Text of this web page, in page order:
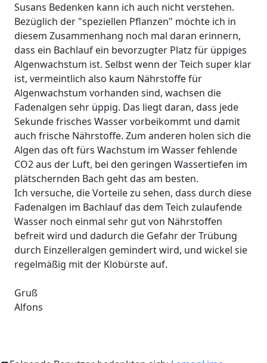
Susans Bedenken kann ich auch nicht verstehen.
Bezüglich der "speziellen Pflanzen" möchte ich in
diesem Zusammenhang noch mal daran erinnern,
dass ein Bachlauf ein bevorzugter Platz für üppiges
Algenwachstum ist. Selbst wenn der Teich super klar
ist, vermeintlich also kaum Nährstoffe für
Algenwachstum vorhanden sind, wachsen die
Fadenalgen sehr üppig. Das liegt daran, dass jede
Sekunde frisches Wasser vorbeikommt und damit
auch frische Nährstoffe. Zum anderen holen sich die
Algen das oft fürs Wachstum im Wasser fehlende
CO2 aus der Luft, bei den geringen Wassertiefen im
plätschernden Bach geht das am besten.
Ich versuche, die Vorteile zu sehen, dass durch diese
Fadenalgen im Bachlauf das dem Teich zulaufende
Wasser noch einmal sehr gut von Nährstoffen
befreit wird und dadurch die Gefahr der Trübung
durch Einzelleralgen gemindert wird, und wickel sie
regelmäßig mit der Klobürste auf.
Gruß
Alfons